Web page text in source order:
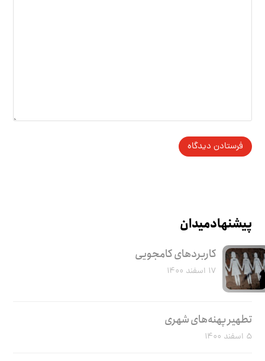
پیشنهاد میدان
کاربرد‌های کامجویی
۱۷ اسفند ۱۴۰۰
تطهیر پهنه‌های شهری
۵ اسفند ۱۴۰۰